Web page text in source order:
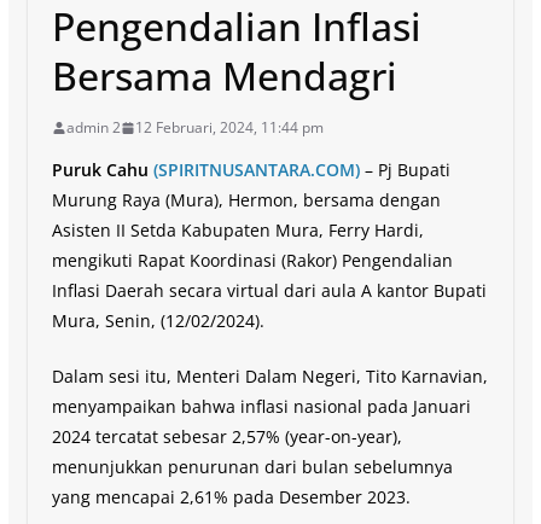
Pengendalian Inflasi
Bersama Mendagri
admin 2 12 Februari, 2024, 11:44 pm
Puruk Cahu (SPIRITNUSANTARA.COM)– Pj Bupati
Murung Raya (Mura), Hermon, bersama dengan
Asisten II Setda Kabupaten Mura, Ferry Hardi,
mengikuti Rapat Koordinasi (Rakor) Pengendalian
Inflasi Daerah secara virtual dari aula A kantor Bupati
Mura, Senin, (12/02/2024).
Dalam sesi itu, Menteri Dalam Negeri, Tito Karnavian,
menyampaikan bahwa inflasi nasional pada Januari
2024 tercatat sebesar 2,57% (year-on-year),
menunjukkan penurunan dari bulan sebelumnya
yang mencapai 2,61% pada Desember 2023.